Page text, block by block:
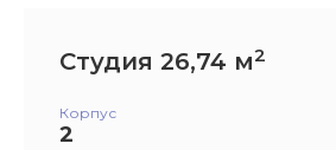
Студия 26,74 м2
Корпус
2